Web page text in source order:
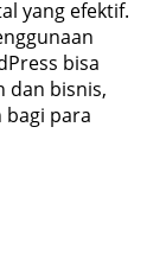
yang efektif.
bisa
dan bisnis,
bagi para